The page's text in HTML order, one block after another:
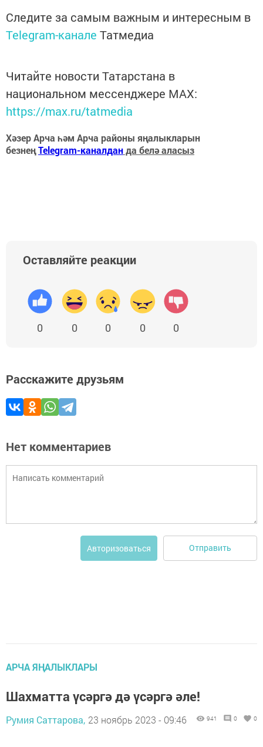
Следите за самым важным и интересным в
Telegram-канале Татмедиа
Читайте новости Татарстана в
национальном мессенджере MАХ:
https://max.ru/tatmedia
Хәзер Арча һәм Арча районы яңалыкларын
безнеңTelegram-каналданда белә аласыз
Оставляйте реакции
0 0 0 0 0
Расскажите друзьям
Нет комментариев
Авторизоваться Отправить
АРЧА ЯҢАЛЫКЛАРЫ
Шахматта үсәргә дә үсәргә әле!
Румия Саттарова, 23 ноябрь 2023 - 09:46 941 0 0